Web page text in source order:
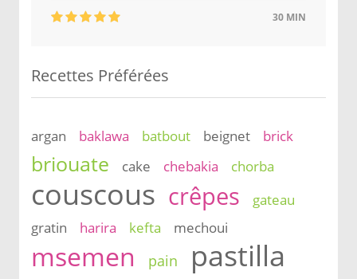
30 MIN
Recettes Préférées
argan baklawa batbout beignet brick
briouate cake chebakia chorba
couscous crêpes
gateau
gratin
harira kefta mechoui
msemen pain pastilla